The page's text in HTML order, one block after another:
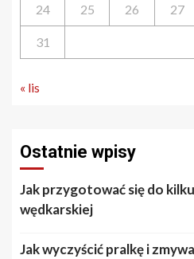
24 25 26 27
31
« lis
Ostatnie wpisy
Jak przygotować się do
wędkarskiej
Jak wyczyścić pralkę i